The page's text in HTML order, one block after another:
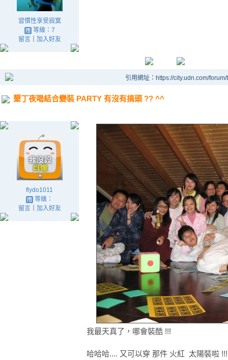
習慣性享受寂寞
等級：7
留言｜ 加入好友
引用網址：https://city.udn.com/
墾丁夜喝結合變裝 PARTY 有沒有搞頭 ?? ^^
flydo1011
等級：
留言｜ 加入好友
我最天真了，哪會裝酷 !!!
哈哈哈.... 又可以穿 那件 火紅 太陽裝啦 !!!